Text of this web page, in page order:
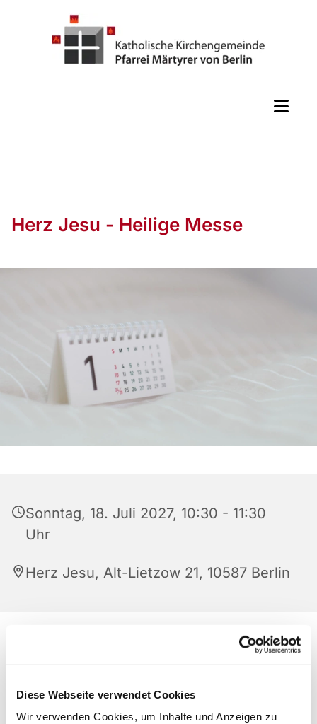
Diese Webseite verwendet Cookies
Wir verwenden Cookies, um Inhalte und Anzeigen zu
Herz Jesu - Heilige Messe
Sonntag, 18. Juli 2027, 10:30 - 11:30
Uhr
Herz Jesu, Alt-Lietzow 21, 10587 Berlin